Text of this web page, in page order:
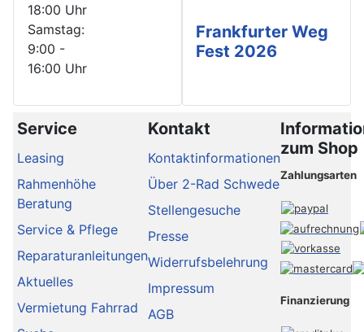
18:00 Uhr
Samstag:
9:00 -
16:00 Uhr
Frankfurter Weg
Fest 2026
Service
Leasing
Rahmenhöhe
Beratung
Service & Pflege
Reparaturanleitungen
Aktuelles
Vermietung Fahrrad
Kontakt
Kontaktinformationen
Über 2-Rad Schwede
Stellengesuche
Presse
Widerrufsbelehrung
Impressum
AGB
zum Shop
Zahlungsarten
Finanzierung